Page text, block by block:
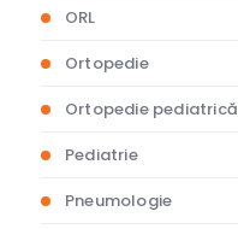
ORL
Ortopedie
Ortopedie pediatrică
Pediatrie
Pneumologie